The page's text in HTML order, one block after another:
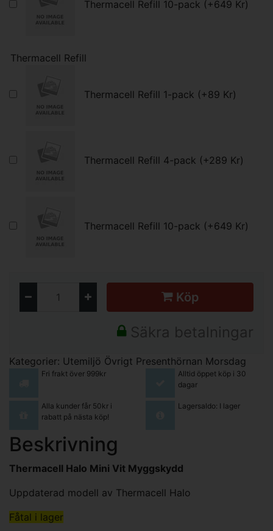
Thermacell Refill 10-pack (+649 Kr)
Thermacell Refill
Thermacell Refill 1-pack (+89 Kr)
Thermacell Refill 4-pack (+289 Kr)
Thermacell Refill 10-pack (+649 Kr)
Köp
Säkra betalningar
Kategorier: Utemiljö Övrigt Presenthörnan Morsdag
Fri frakt över 999kr
Alltid öppet köp i 30
dagar
Alla kunder får 50kr i
rabatt på nästa köp!
Lagersaldo: I lager
Beskrivning
Thermacell Halo Mini Vit Myggskydd
Uppdaterad modell av Thermacell Halo
Fåtal i lager